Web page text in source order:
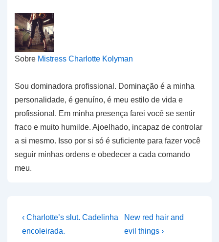
Sobre Mistress Charlotte Kolyman
Sou dominadora profissional. Dominação é a minha
personalidade, é genuíno, é meu estilo de vida e
profissional. Em minha presença farei você se sentir
fraco e muito humilde. Ajoelhado, incapaz de controlar
a si mesmo. Isso por si só é suficiente para fazer você
seguir minhas ordens e obedecer a cada comando
meu.
Navegação
de
Previous
Post
‹ Charlotte’s slut. Cadelinha
encoleirada.
Next
Post
New red hair and
evil things ›